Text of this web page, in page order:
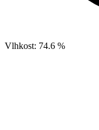
Vlhkost: 74.6 %